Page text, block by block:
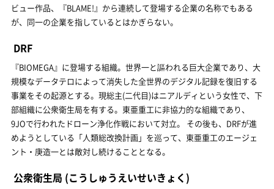
ビュー作品、『BLAME!』から連続して登場する企業の名称でもある
が、同一の企業を指しているとはかぎらない。
DRF
『BIOMEGA』に登場する組織。世界一と謳われる巨大企業であり、大
規模なデータテロによって消失した全世界のデジタル記録を復旧する
事業をその起源とする。現総主(二代目)はニアルディという女性で、下
部組織に公衆衛生局を有する。東亜重工に非協力的な組織であり、
9JOで行われたドローン浄化作戦において対立。 その後も、DRFが進
めようとしている「人類総改換計画」を巡って、東亜重工のエージェ
ント・庚造一とは敵対し続けることとなる。
公衆衛生局 (こうしゅうえいせいきょく)